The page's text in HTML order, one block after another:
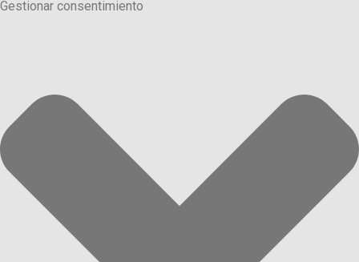
Gestionar consentimiento